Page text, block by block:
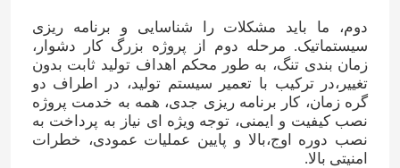
دوم، ما باید مشکلات را شناسایی و برنامه ریزی
سیستماتیک. مرحله دوم از پروژه بزرگ کار دشوار،
زمان بندی تنگ، به طور محکم اهداف تولید ثابت بدون
تغییر،در ترکیب با تعمیر سیستم تولید، در اطراف دو
گره زمان، کار برنامه ریزی جدی، همه به خدمت پروژه
نصب کیفیت و ایمنی، توجه ویژه ای نیاز به پرداخت به
نصب دوره اوج،بالا و پایین عملیات عمودی، خطرات
امنیتی بالا.